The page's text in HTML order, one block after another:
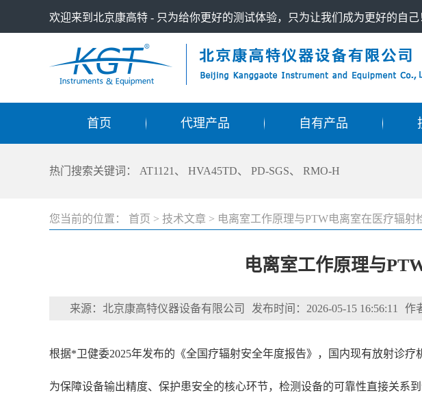
欢迎来到北京康高特 - 只为给你更好的测试体验，只为让我们成为更好的自己
首页 代理产品 自有产品
热门搜索关键词： AT1121 、 HVA45TD、 PD-SGS、 RMO-H
您当前的位置： 首页 > 技术文章 > 电离室工作原理与PTW电离室在医疗辐射
电离室工作原理与
来源：北京康高特仪器设备有限公司 发布时间：2026-05-15 16:56:11 作
根据*卫健委2025年发布的《全国疗辐射安全年度报告》，国内现有放射诊
为保障设备输出精度、保护患安全的核心环节，检测设备的可靠性直接关系